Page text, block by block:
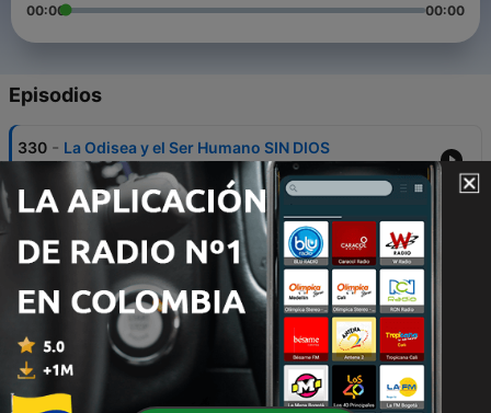
00:00 00:00
Episodios
330 - La Odisea y el Ser Humano SIN DIOS
05 ago. 2026
329 - ¿Acusar o Comunicar?
05 ago. 2026
327 - 9 preguntas de EXAMINACIÓN para iglesias
23 jul. 2026
326 - Sufrimiento, Dios, comunidad
16 jul. 2026